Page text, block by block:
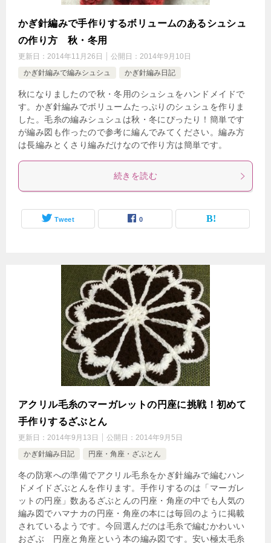
かぎ針編みで手作りするボリュームのあるシュシュ
の作り方 秋・冬用
更新日： 2014年11月26日 公開日： 2014年9月10日
かぎ針編みで編みシュシュ
かぎ針編み日記
秋になりましたので秋・冬用のシュシュをハンドメイドで
す。かぎ針編みでボリュームたっぷりのシュシュを作りま
した。毛糸の編みシュシュは秋・冬にぴったり！簡単です
が編み図も作ったので参考に編んでみてください。編み方
は長編みとくさり編みだけなので作り方は簡単です。
続きを読む
Tweet 0
アクリル毛糸のマーガレットの円座に挑戦！初めて
手作りするざぶとん
更新日： 2014年9月13日 公開日： 2014年9月5日
かぎ針編み日記
円座・角座・ざぶとん
冬の防寒への準備でアクリル毛糸をかぎ針編みで編むハン
ドメイドざぶとんを作ります。手作りするのは「マーガレ
ットの円座」数あるざぶとんの円座・角座の中でも人気の
編み図でハマナカの円座・角座の本には毎回のように掲載
されているようです。今回選んだのは毛糸で編むかわいい
おざぶ 円座と角座という本の編み図です。安い極太毛糸